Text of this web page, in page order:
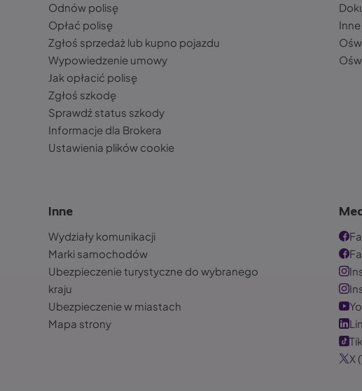
Odnów polisę
Opłać polisę
Zgłoś sprzedaż lub kupno pojazdu
Wypowiedzenie umowy
Jak opłacić polisę
Zgłoś szkodę
Sprawdź status szkody
Informacje dla Brokera
Ustawienia plików cookie
Inne
Wydziały komunikacji
Marki samochodów
Ubezpieczenie turystyczne do wybranego
kraju
Ubezpieczenie w miastach
Mapa strony
X